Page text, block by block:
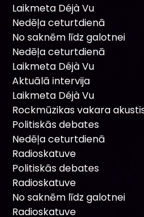
Laikmeta Déjà Vu
Nedēļa ceturtdienā
No saknēm līdz galotnei
Nedēļa ceturtdienā
Laikmeta Déjà Vu
Aktuālā intervija
Laikmeta Déjà Vu
Rockmūzikas vakara
Politiskās debates
Nedēļa ceturtdienā
Radioskatuve
Politiskās debates
Radioskatuve
No saknēm līdz galotnei
Radioskatuve